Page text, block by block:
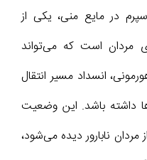
در مایع منی، یکی از
مردان است که می‌تواند
انسداد مسیر انتقال
داشته باشد. این وضعیت
1% از مردان و 10% از مردان نابارور دیده می‌شود،